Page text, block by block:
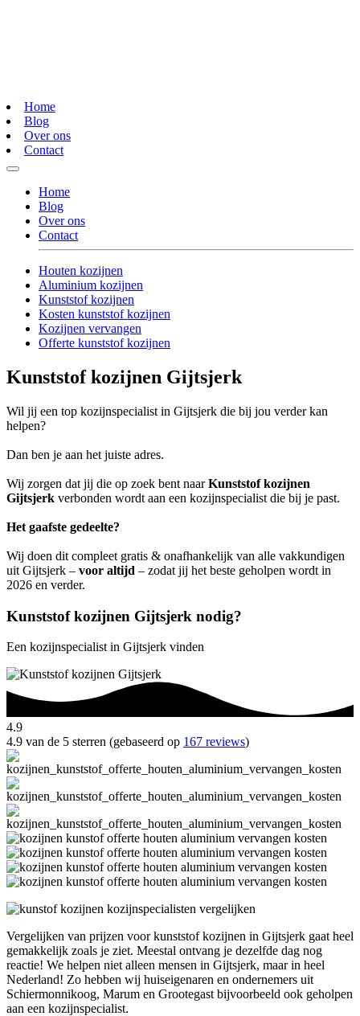
Home
Blog
Over ons
Contact
Home
Blog
Over ons
Contact
Houten kozijnen
Aluminium kozijnen
Kunststof kozijnen
Kosten kunststof kozijnen
Kozijnen vervangen
Offerte kunststof kozijnen
Kunststof kozijnen Gijtsjerk
Wil jij een top kozijnspecialist in Gijtsjerk die bij jou verder kan
helpen?
Dan ben je aan het juiste adres.
Wij zorgen dat jij die op zoek bent naarKunststof kozijnen
Gijtsjerk verbonden wordt aan een kozijnspecialist die bij je past.
Het gaafste gedeelte?
Wij doen dit compleet gratis & onafhankelijk van alle vakkundigen
uit Gijtsjerk – voor altijd – zodat jij het beste geholpen wordt in
2026 en verder.
Kunststof kozijnen Gijtsjerk nodig?
Een kozijnspecialist in Gijtsjerk vinden
4.9
4.9 van de 5 sterren (gebaseerd op 167 reviews)
Vergelijken van prijzen voor kunststof kozijnen in Gijtsjerk gaat heel
gemakkelijk zoals je ziet. Meestal ontvang je dezelfde dag nog
reactie! We helpen niet alleen mensen in Gijtsjerk, maar in heel
Nederland! Zo hebben wij huiseigenaren en ondernemers uit
Schiermonnikoog, Marum en Grootegast bijvoorbeeld ook geholpen
aan een kozijnspecialist.